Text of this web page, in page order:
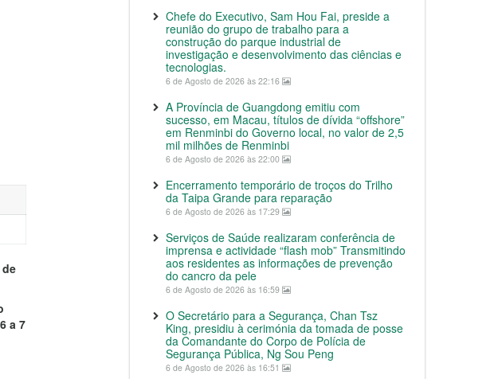
a 7
Chefe do Executivo, Sam Hou Fai, preside a
reunião do grupo de trabalho para a
construção do parque industrial de
investigação e desenvolvimento das ciências e
tecnologias.
6 de Agosto de 2026 às 22:16
A Província de Guangdong emitiu com
sucesso, em Macau, títulos de dívida “offshore”
em Renminbi do Governo local, no valor de 2,5
mil milhões de Renminbi
6 de Agosto de 2026 às 22:00
Encerramento temporário de troços do Trilho
da Taipa Grande para reparação
6 de Agosto de 2026 às 17:29
Serviços de Saúde realizaram conferência de
imprensa e actividade “flash mob” Transmitindo
aos residentes as informações de prevenção
do cancro da pele
6 de Agosto de 2026 às 16:59
O Secretário para a Segurança, Chan Tsz
King, presidiu à cerimónia da tomada de posse
da Comandante do Corpo de Polícia de
Segurança Pública, Ng Sou Peng
6 de Agosto de 2026 às 16:51